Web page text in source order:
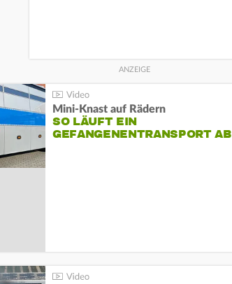
Mini-Knast auf Rädern
SO LÄUFT EIN
GEFANGENENTRANSPORT AB